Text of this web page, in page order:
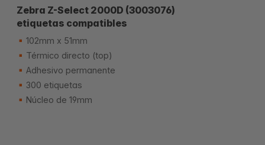
Zebra Z-Select 2000D (3003076)
etiquetas compatibles
102mm x 51mm
Térmico directo (top)
Adhesivo permanente
300 etiquetas
Núcleo de 19mm